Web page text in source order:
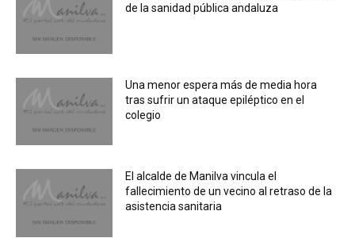
de la sanidad pública andaluza
Una menor espera más de media hora
tras sufrir un ataque epiléptico en el
colegio
El alcalde de Manilva vincula el
fallecimiento de un vecino al retraso de la
asistencia sanitaria